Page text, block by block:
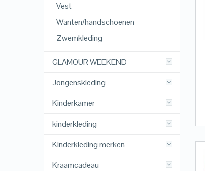
Vest
Wanten/handschoenen
Zwemkleding
GLAMOUR WEEKEND
Jongenskleding
Kinderkamer
kinderkleding
Kinderkleding merken
Kraamcadeau